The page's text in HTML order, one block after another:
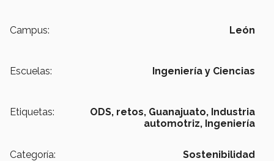
Campus: León
Escuelas: Ingeniería y Ciencias
Etiquetas: ODS, retos, Guanajuato, Industria
automotriz, Ingeniería
Categoría: Sostenibilidad